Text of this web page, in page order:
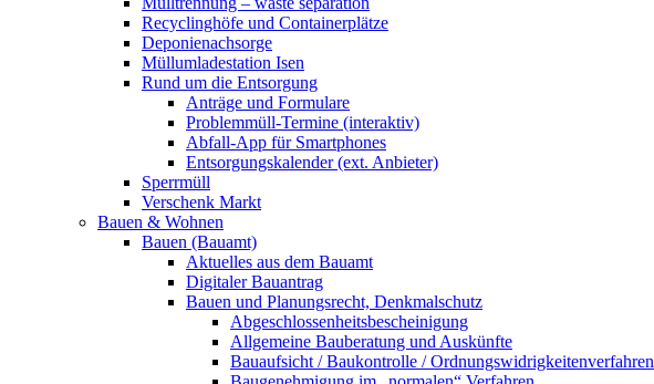
Recyclinghöfe und Containerplätze
Deponienachsorge
Müllumladestation Isen
Rund um die Entsorgung
Anträge und Formulare
Problemmüll-Termine (interaktiv)
Abfall-App für Smartphones
Entsorgungskalender (ext. Anbieter)
Sperrmüll
Verschenk Markt
Bauen & Wohnen
Bauen (Bauamt)
Aktuelles aus dem Bauamt
Digitaler Bauantrag
Bauen und Planungsrecht, Denkmalschutz
Abgeschlossenheitsbescheinigung
Allgemeine Bauberatung und Auskünfte
Bauaufsicht / Baukontrolle / Ordnungswidrigkeitenverfahren